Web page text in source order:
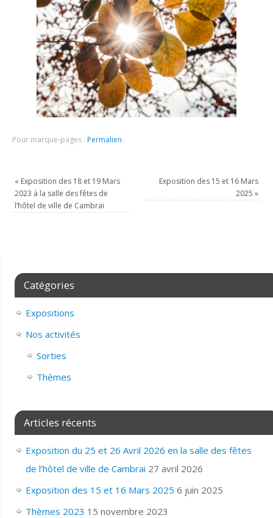
Pour marque-pages : Permalien.
« Exposition des 18 et 19 Mars
2023 à la salle des fêtes de
l’hôtel de ville de Cambrai
Exposition des 15 et 16 Mars
2025 »
Catégories
Expositions
Nos activités
Sorties
Thèmes
Articles récents
Exposition du 25 et 26 Avril 2026 en la salle des fêtes
de l’hôtel de ville de Cambrai 27 avril 2026
Exposition des 15 et 16 Mars 2025 6 juin 2025
Thèmes 2023 15 novembre 2023